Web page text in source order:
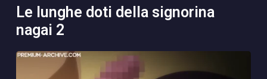
le lunghe doti della signorina
nagai 2